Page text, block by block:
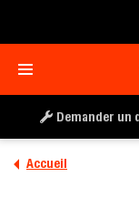
Demander un
Accueil